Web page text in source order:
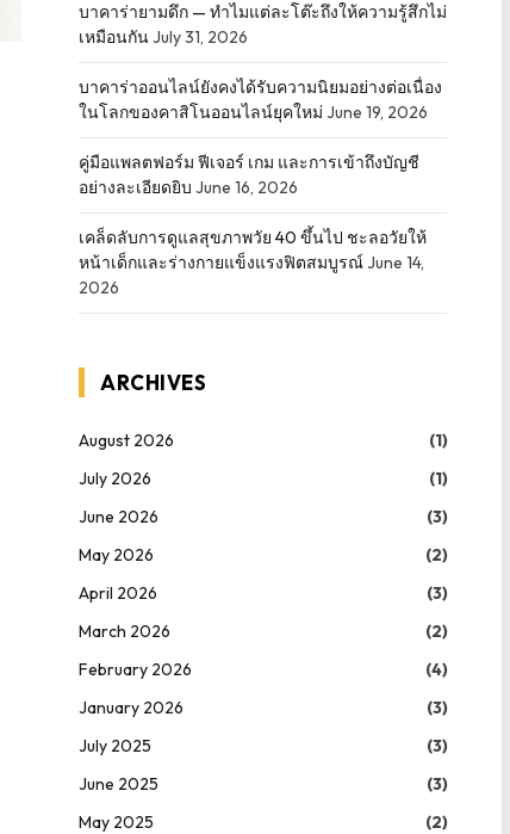
บาคาร่ายามดึก — ทำไมแต่ละโต๊ะถึงให้ความรู้สึกไม่
เหมือนกันJuly 31, 2026
บาคาร่าออนไลน์ยังคงได้รับความนิยมอย่างต่อเนื่อง
ในโลกของคาสิโนออนไลน์ยุคใหม่ June 19, 2026
คู่มือแพลตฟอร์ม ฟีเจอร์ เกม และการเข้าถึงบัญชี
อย่างละเอียดยิบ June 16, 2026
เคล็ดลับการดูแลสุขภาพวัย 40 ขึ้นไป ชะลอวัยให้
หน้าเด็กและร่างกายแข็งแรงฟิตสมบูรณ์June 14,
2026
ARCHIVES
August 2026
(1)
July 2026
(1)
June 2026
(3)
May 2026
(2)
April 2026
(3)
March 2026
(2)
February 2026
(4)
January 2026
(3)
July 2025
(3)
June 2025
(3)
May 2025
(2)